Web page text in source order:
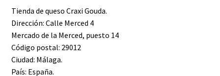
Tienda de queso Craxi Gouda.
Dirección: Calle Merced 4
Mercado de la Merced, puesto 14
Código postal: 29012
Ciudad: Málaga.
País: España.